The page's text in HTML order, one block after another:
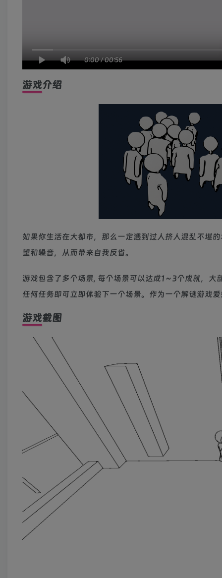
0:00/00:56
游戏介绍
如果你生活在大都市，那么一定遇到过人挤人混乱不堪
望和噪音，从而带来自我反省。
游戏包含了多个场景, 每个场景可以达成1～3个成就，
任何任务即可立即体验下一个场景。作为一个解谜游戏
游戏截图